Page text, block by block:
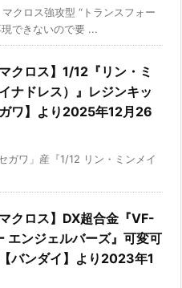
クロス強攻型 “トランスフォー
現できないので要 ...
クロス】1/12『リン・ミ
ナドレス）』レジンキッ
ワ】より2025年12月26
ガワ」産『1/12 リン・ミンメイ
クロス】DX超合金『VF-
エンジェルバーズ』可変可
バンダイ】より2023年1